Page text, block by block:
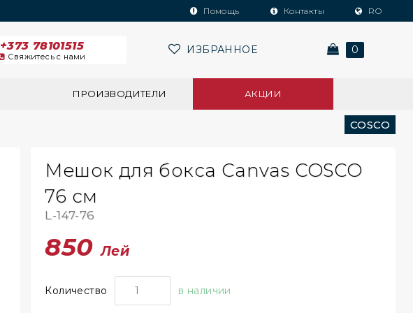
Помощь Контакты RO
+373 78101515
Свяжитесь с нами
ИЗБРАННОЕ 0
ПРОИЗВОДИТЕЛИ АКЦИИ
COSCO
Мешок для бокса Canvas COSCO
76 см
L-147-76
850Лей
Количество в наличии